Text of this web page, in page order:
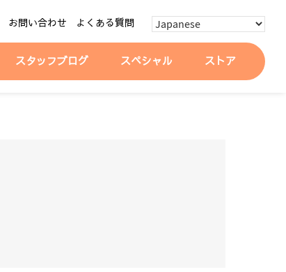
お問い合わせ よくある質問
スタッフブログ スペシャル ストア